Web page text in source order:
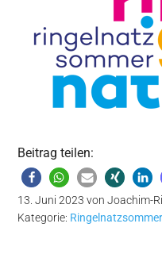
Beitrag teilen:
13. Juni 2023 vonJoachim-
Kategorie: Ringelnatzsommer